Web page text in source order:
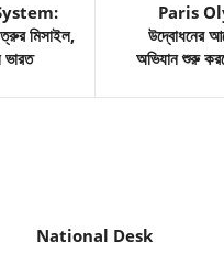
মিসাইল,
ভারত
Paris
উদ্বোধনের
অভিযান শুরু
National Desk